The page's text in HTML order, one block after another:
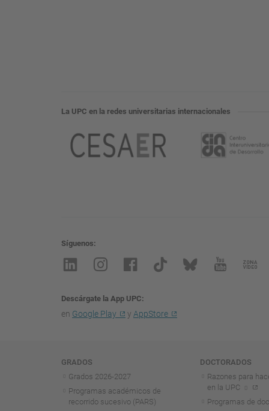
La UPC en la redes universitarias internacionales
Síguenos
Descárgate la App UPC
en Google Play y AppStore
Navegación
GRADOS
Grados 2026-2027
Programas académicos de
recorrido sucesivo (PARS)
DOCTORADOS
Razones para
en la UPC
Programas de